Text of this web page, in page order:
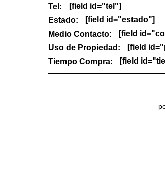
Tel:
[field id="tel"]
Estado:
[field id="estado"]
Medio Contacto:
[field
Uso de Propiedad:
[field
Tiempo Compra:
[field